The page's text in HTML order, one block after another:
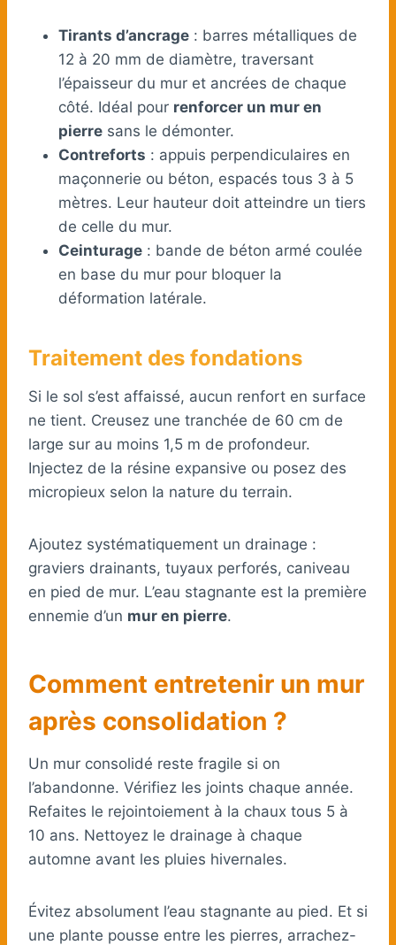
Tirants d’ancrage : barres métalliques de
12 à 20 mm de diamètre, traversant
l’épaisseur du mur et ancrées de chaque
côté. Idéal pour renforcer un mur en
pierre sans le démonter.
Contreforts : appuis perpendiculaires en
maçonnerie ou béton, espacés tous 3 à 5
mètres. Leur hauteur doit atteindre un tiers
de celle du mur.
Ceinturage : bande de béton armé coulée
en base du mur pour bloquer la
déformation latérale.
Traitement des fondations
Si le sol s’est affaissé, aucun renfort en surface
ne tient. Creusez une tranchée de 60 cm de
large sur au moins 1,5 m de profondeur.
Injectez de la résine expansive ou posez des
micropieux selon la nature du terrain.
Ajoutez systématiquement un drainage :
graviers drainants, tuyaux perforés, caniveau
en pied de mur. L’eau stagnante est la première
ennemie d’un mur en pierre.
Comment entretenir un mur
après consolidation ?
Un mur consolidé reste fragile si on
l’abandonne. Vérifiez les joints chaque année.
Refaites le rejointoiement à la chaux tous 5 à
10 ans. Nettoyez le drainage à chaque
automne avant les pluies hivernales.
Évitez absolument l’eau stagnante au pied. Et si
une plante pousse entre les pierres, arrachez-